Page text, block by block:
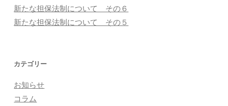
新たな担保法制について その６
新たな担保法制について その５
カテゴリー
お知らせ
コラム